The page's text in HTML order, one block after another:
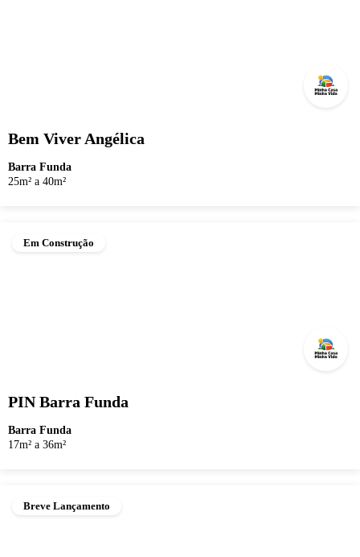
Bem Viver Angélica
Barra Funda
25m² a 40m²
Em Construção
PIN Barra Funda
Barra Funda
17m² a 36m²
Breve Lançamento